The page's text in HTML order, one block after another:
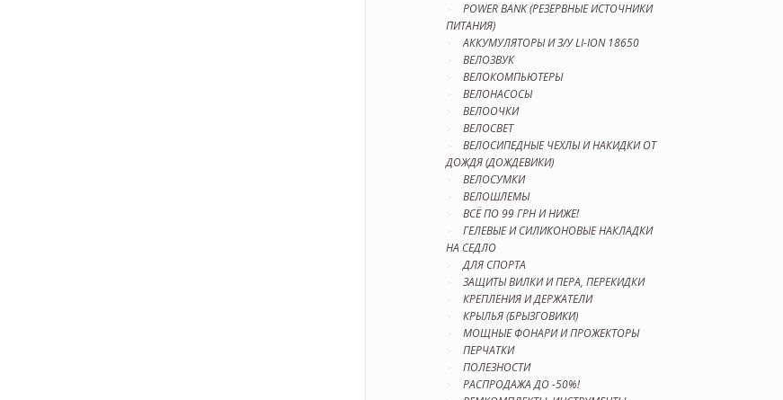
POWER BANK (РЕЗЕРВНЫЕ ИСТОЧНИКИ
ПИТАНИЯ)
АККУМУЛЯТОРЫ И З/У LI-ION 18650
ВЕЛОЗВУК
ВЕЛОКОМПЬЮТЕРЫ
ВЕЛОНАСОСЫ
ВЕЛООЧКИ
ВЕЛОСВЕТ
ВЕЛОСИПЕДНЫЕ ЧЕХЛЫ И НАКИДКИ ОТ
ДОЖДЯ (ДОЖДЕВИКИ)
ВЕЛОСУМКИ
ВЕЛОШЛЕМЫ
ВСЁ ПО 99 ГРН И НИЖЕ!
ГЕЛЕВЫЕ И СИЛИКОНОВЫЕ НАКЛАДКИ
НА СЕДЛО
ДЛЯ СПОРТА
ЗАЩИТЫ ВИЛКИ И ПЕРА, ПЕРЕКИДКИ
КРЕПЛЕНИЯ И ДЕРЖАТЕЛИ
КРЫЛЬЯ (БРЫЗГОВИКИ)
МОЩНЫЕ ФОНАРИ И ПРОЖЕКТОРЫ
ПЕРЧАТКИ
ПОЛЕЗНОСТИ
РАСПРОДАЖА ДО -50%!